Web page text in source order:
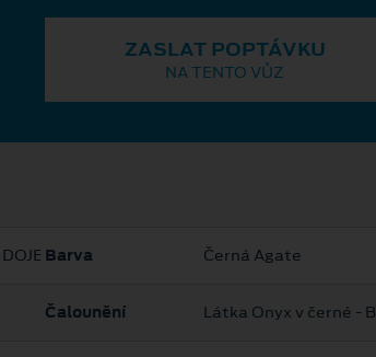
ZASLAT POPTÁVKU
NA TENTO VŮZ
58 kWh STANDARDNÍ DOJEZD
Barva Černá Agate
Čalounění